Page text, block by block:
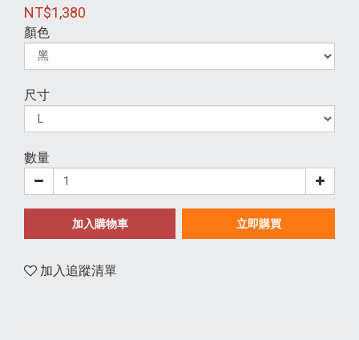
NT$1,380
顏色
尺寸
數量
加入購物車 立即購買
加入追蹤清單